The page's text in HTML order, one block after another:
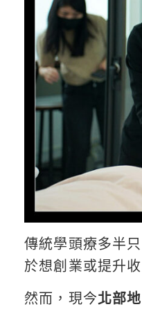
傳統學頭療多半
於想創業或提升
然而，現今北部